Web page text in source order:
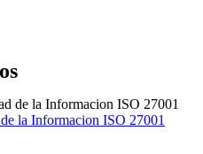
la Informacion ISO 27001